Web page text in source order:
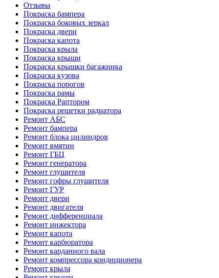
Отзывы
Покраска бампера
Покраска боковых зеркал
Покраска двери
Покраска капота
Покраска крыла
Покраска крыши
Покраска крышки багажника
Покраска кузова
Покраска порогов
Покраска рамы
Покраска Раптором
Покраска решетки радиатора
Ремонт АБС
Ремонт бампера
Ремонт блока цилиндров
Ремонт вмятин
Ремонт ГБЦ
Ремонт генератора
Ремонт глушителя
Ремонт гофры глушителя
Ремонт ГУР
Ремонт двери
Ремонт двигателя
Ремонт дифференциала
Ремонт инжектора
Ремонт капота
Ремонт карбюратора
Ремонт карданного вала
Ремонт компрессора кондиционера
Ремонт крыла